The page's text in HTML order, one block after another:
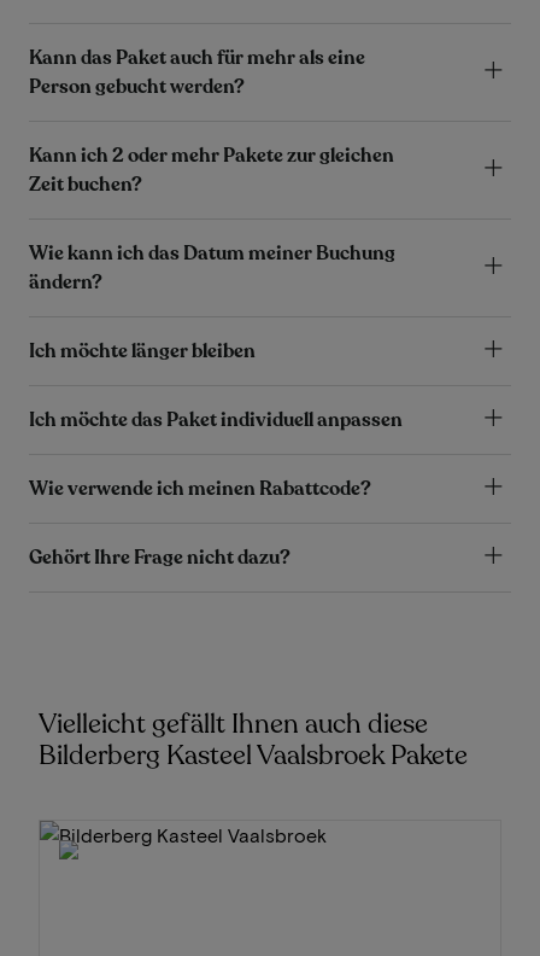
Kann das Paket auch für mehr als eine
Person gebucht werden?
Kann ich 2 oder mehr Pakete zur gleichen
Zeit buchen?
Wie kann ich das Datum meiner Buchung
ändern?
Ich möchte länger bleiben
Ich möchte das Paket individuell anpassen
Wie verwende ich meinen Rabattcode?
Gehört Ihre Frage nicht dazu?
Vielleicht gefällt Ihnen auch diese
Bilderberg Kasteel Vaalsbroek Pakete